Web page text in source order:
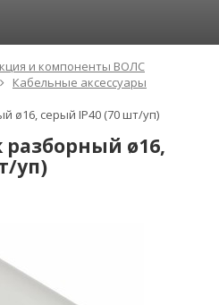
и компоненты ВОЛС
Кабельные аксессуары
ø16, серый IP40 (70 шт/уп)
разборный ø16,
уп)